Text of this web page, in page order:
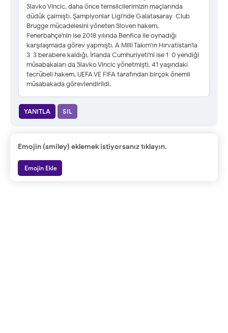
Slavko Vincic, daha önce temsilcilerimizin maçlarında
düdük çalmıştı. Şampiyonlar Ligi'nde Galatasaray-Club
Brugge mücadelesini yöneten Sloven hakem,
Fenerbahçe'nin ise 2018 yılında Benfica ile oynadığı
karşılaşmada görev yapmıştı. A Milli Takım'ın Hırvatistan'la
3-3 berabere kaldığı, İrlanda Cumhuriyeti'ni ise 1-0 yendiği
müsabakaları da Slavko Vincic yönetmişti. 41 yaşındaki
tecrübeli hakem, UEFA VE FIFA tarafından birçok önemli
müsabakada görevlendirildi.
YANITLA SIL
Emojin (smiley) eklemek istiyorsanız tıklayın.
Emojin Ekle